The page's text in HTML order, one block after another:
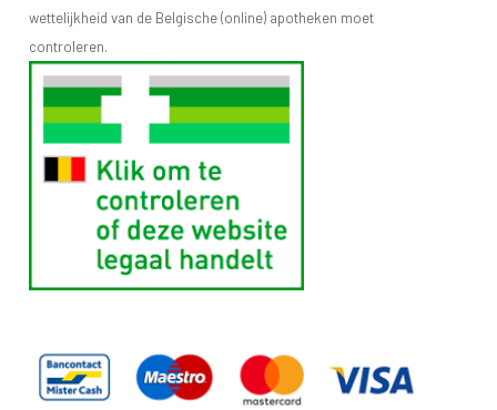
wettelijkheid van de Belgische (online) apotheken moet
controleren.